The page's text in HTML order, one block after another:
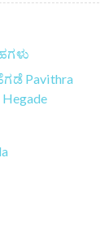
Pavithra
Hegade